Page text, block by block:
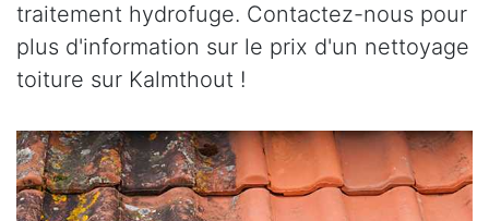
traitement hydrofuge. Contactez-nous pour
plus d'information sur le prix d'un nettoyage
toiture sur Kalmthout !